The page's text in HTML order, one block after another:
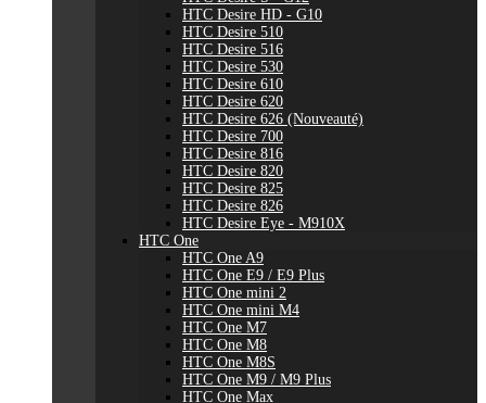
HTC Desire HD - G10
HTC Desire 510
HTC Desire 516
HTC Desire 530
HTC Desire 610
HTC Desire 620
HTC Desire 626 (Nouveauté)
HTC Desire 700
HTC Desire 816
HTC Desire 820
HTC Desire 825
HTC Desire 826
HTC Desire Eye - M910X
HTC One
HTC One A9
HTC One E9 / E9 Plus
HTC One mini 2
HTC One mini M4
HTC One M7
HTC One M8
HTC One M8S
HTC One M9 / M9 Plus
HTC One Max